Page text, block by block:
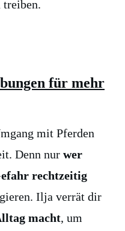
treiben.
für mehr
mit Pferden
Denn nur wer
rechtzeitig
Ilja verrät dir
macht, um